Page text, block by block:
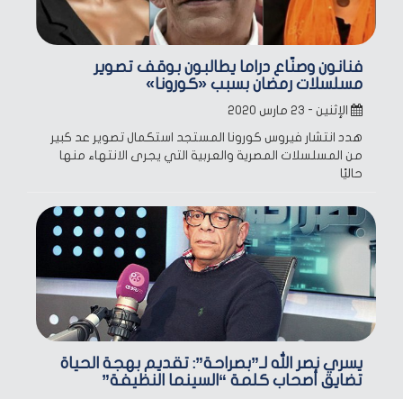
فنانون وصنّاع دراما يطالبون بوقف تصوير
مسلسلات رمضان بسبب «كورونا»
الإثنين - ٢٣ مارس ٢٠٢٠
هدد انتشار فيروس كورونا المستجد استكمال تصوير عد كبير
من المسلسلات المصرية والعربية التي يجرى الانتهاء منها
حاليًا
يسري نصر الله لـ”بصراحة”: تقديم بهجة الحياة
تضايق أصحاب كلمة “السينما النظيفة”